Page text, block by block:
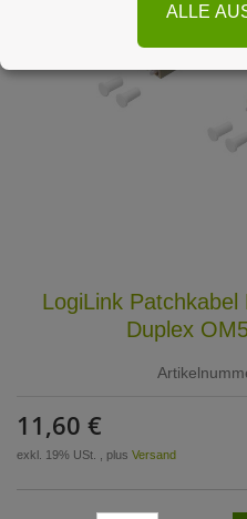
LogiLink
Duplex
11,60 €
exkl. 19% USt. , plus Versand
ALLE